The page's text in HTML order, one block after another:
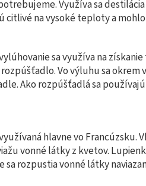
Využíva sa
citlivé na vysoké teploty a
sa využíva na
rozpúšťadlo. Vo výluhu sa
Ako rozpúšťadlá sa
hlavne vo
vonné látky z kvetov.
rozpustia vonné látky